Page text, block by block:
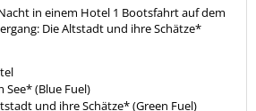
in einem Hotel 1 Bootsfahrt auf dem
Die Altstadt und ihre Schätze*
See* (Blue Fuel)
und ihre Schätze* (Green Fuel)